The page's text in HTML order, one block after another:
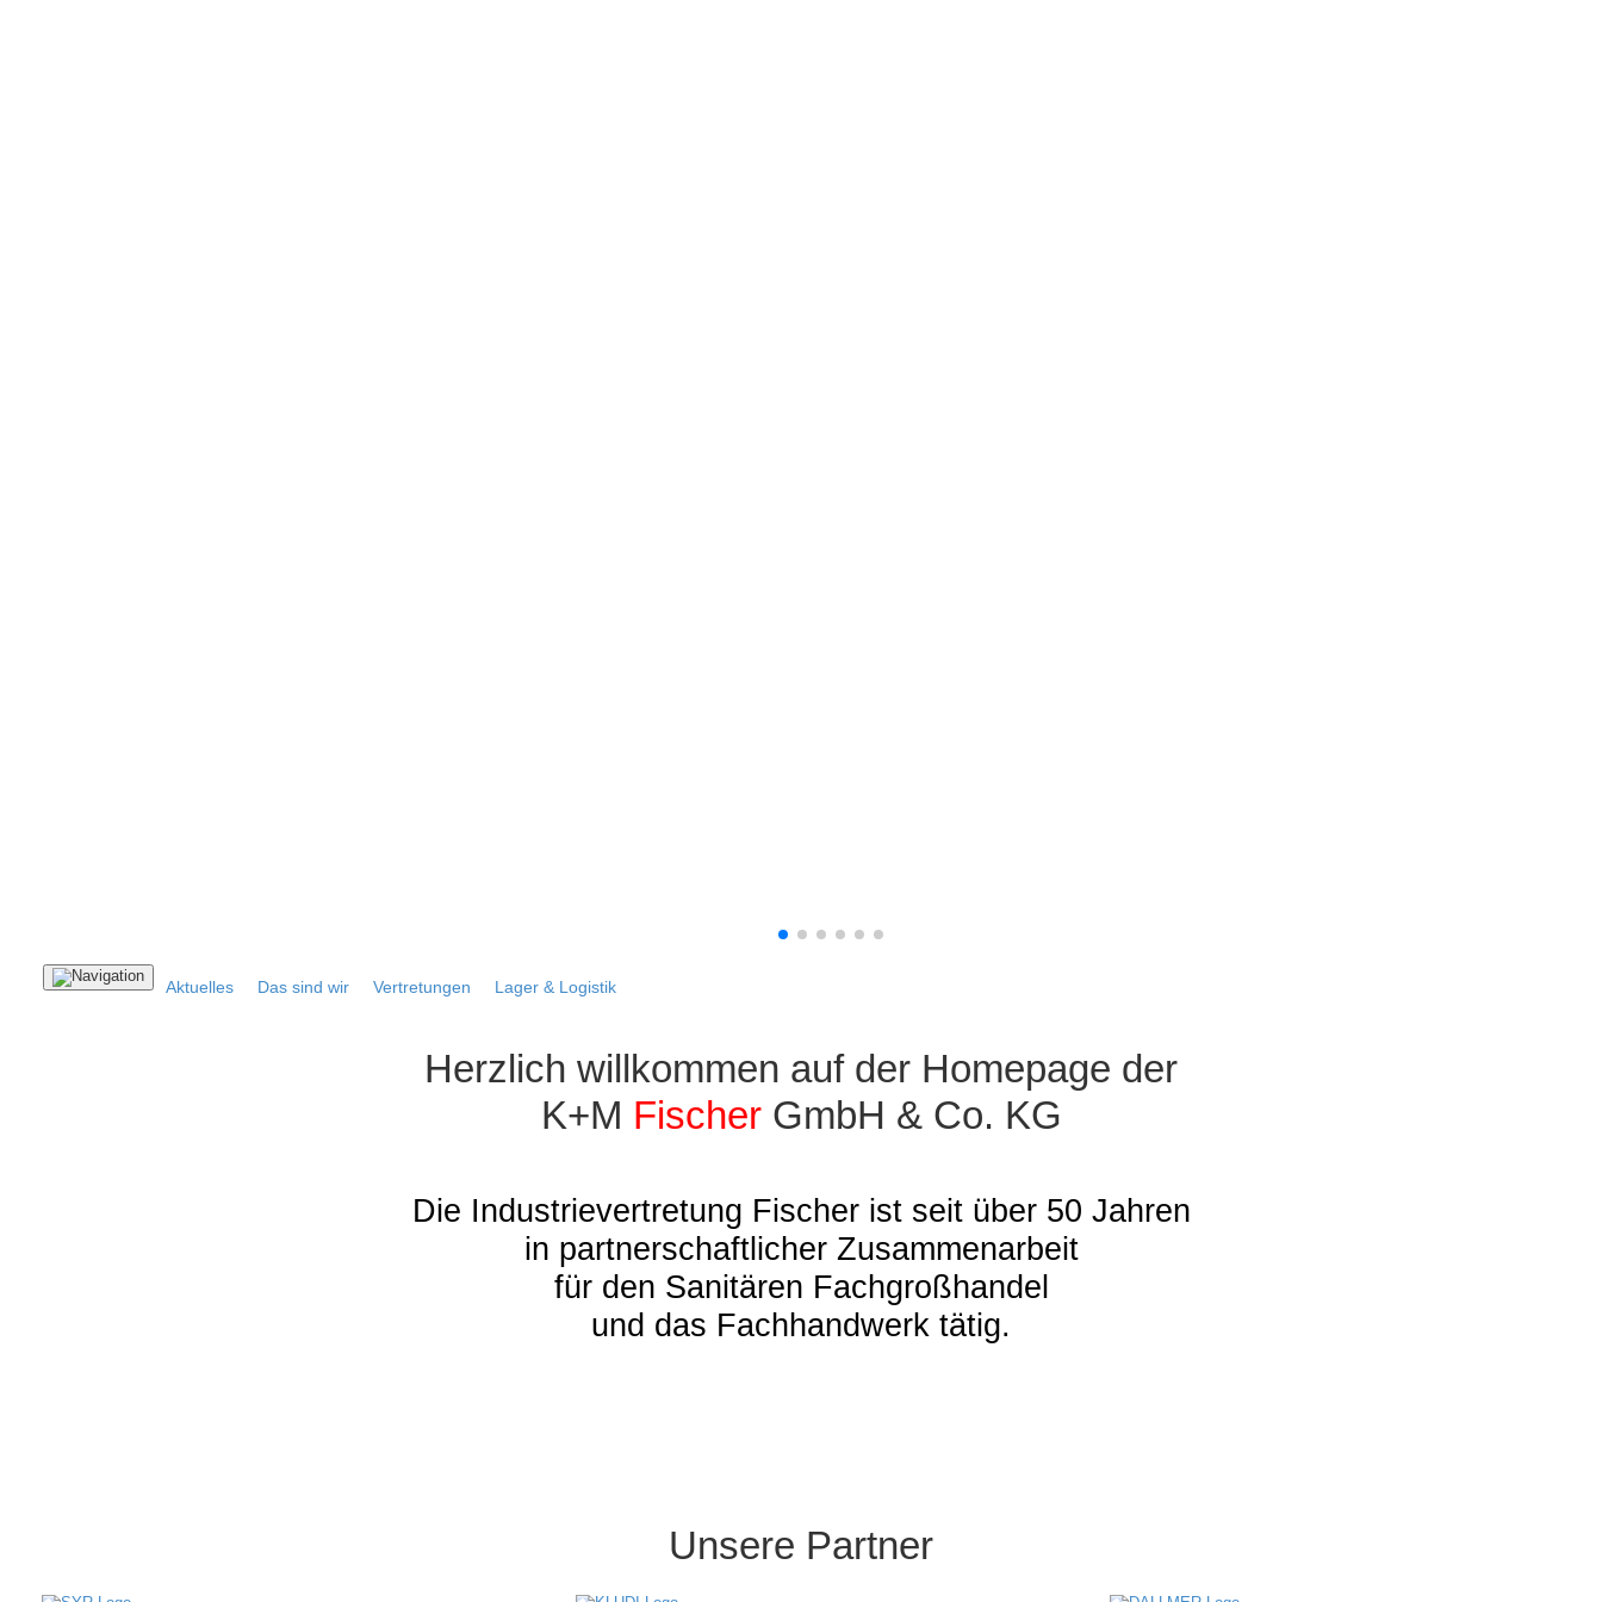
Navigation
ein-/ausblenden
Aktuelles Das sind wir Vertretungen Lager & Logistik
Herzlich willkommen auf der Homepage der
K+M FischerGmbH & Co. KG
Die Industrievertretung Fischer ist seit über 50 Jahren
in partnerschaftlicher Zusammenarbeit
für den Sanitären Fachgroßhandel
und das Fachhandwerk tätig.
Unsere Partner